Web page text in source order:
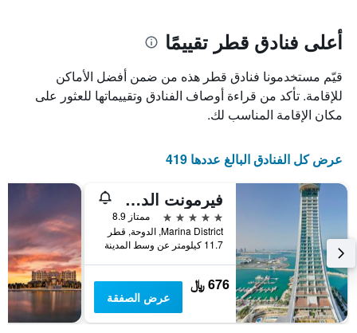
محور
الذي
يعرض
عدد
الأيام
الإقامة
يتضمن
المخطط
التالي
محور
Y
الذي
يعرض
متوسط
سعر
غرفة
أعلى فنادق قطر تقييمًا
قيّم مستخدمونا فنادق قطر هذه من ضمن أفضل الأماكن
للإقامة. تأكد من قراءة أوصاف الفنادق وتقييماتها للعثور على
مكان الإقامة المناسب لك.
عرض كل الفنادق البالغ عددها 419
فيرمونت الدوحة
5 نجوم
ممتاز 8.9
Marina District, الدوحة, قطر
11.7 كيلومتر عن وسط المدينة
676 ﷼
عرض الصفقة